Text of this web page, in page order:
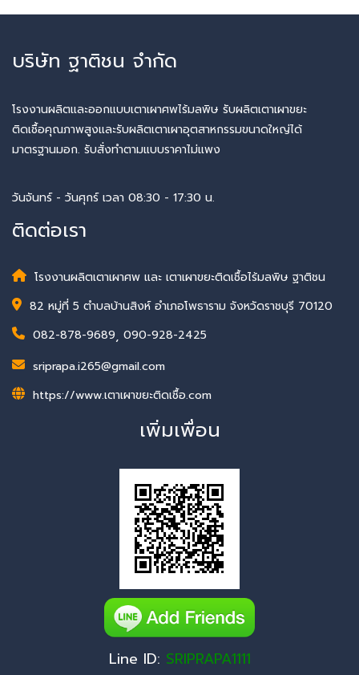
บริษัท ฐาติชน จำกัด
โรงงานผลิตและออกแบบเตาเผาศพไร้มลพิษ รับผลิตเตาเผาขยะ
ติดเชื้อคุณภาพสูงและรับผลิตเตาเผาอุตสาหกรรมขนาดใหญ่ได้
มาตรฐานมอก. รับสั่งทำตามแบบราคาไม่แพง
วันจันทร์ - วันศุกร์ เวลา 08:30 - 17:30 น.
ติดต่อเรา
โรงงานผลิตเตาเผาศพ และ เตาเผาขยะติดเชื้อไร้มลพิษ ฐาติชน
82 หมู่ที่ 5 ตำบลบ้านสิงห์ อำเภอโพธาราม จังหวัดราชบุรี 70120
082-878-9689, 090-928-2425
sriprapa.i265@gmail.com
https://www.เตาเผาขยะติดเชื้อ.com
เพิ่มเพื่อน
Line ID: SRIPRAPA1111